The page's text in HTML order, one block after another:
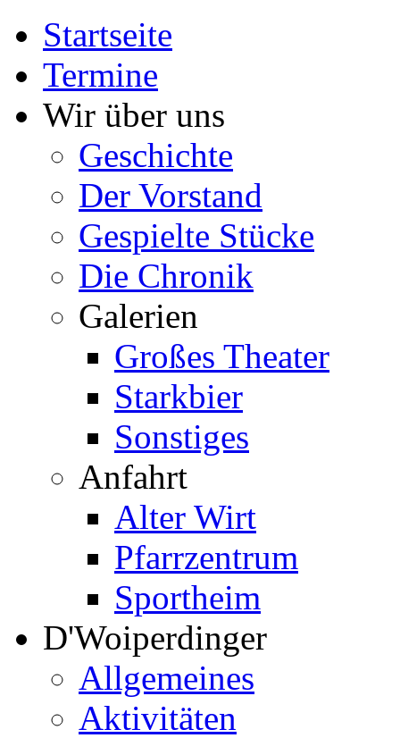
Startseite
Termine
Wir über uns
Geschichte
Der Vorstand
Gespielte Stücke
Die Chronik
Galerien
Großes Theater
Starkbier
Sonstiges
Anfahrt
Alter Wirt
Pfarrzentrum
Sportheim
D'Woiperdinger
Allgemeines
Aktivitäten